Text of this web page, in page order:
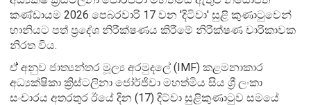
කණ්ඩායම 2026 පෙබරවාරි 17 වන 'දිටිවා' සුළි කුණාටුවෙන්
හානියට පත් ප්‍රදේශ නිරීක්ෂණය කිරීමේ නිරීක්ෂණ චාරිකාවක
නිරත විය.
ඒ් අනුව ජාත්‍යන්තර මූල්‍ය අරමුදලේ (IMF) කළමනාකාර
අධ්‍යක්ෂිකා ක්‍රිස්ටලිනා ජෝර්ජිවා මහත්මිය සිය ශ්‍රී ලංකා
සංචාරය අතරතුර ඊයේ දින (17) දිට්වා සුළිකුණාටුව සමයේ